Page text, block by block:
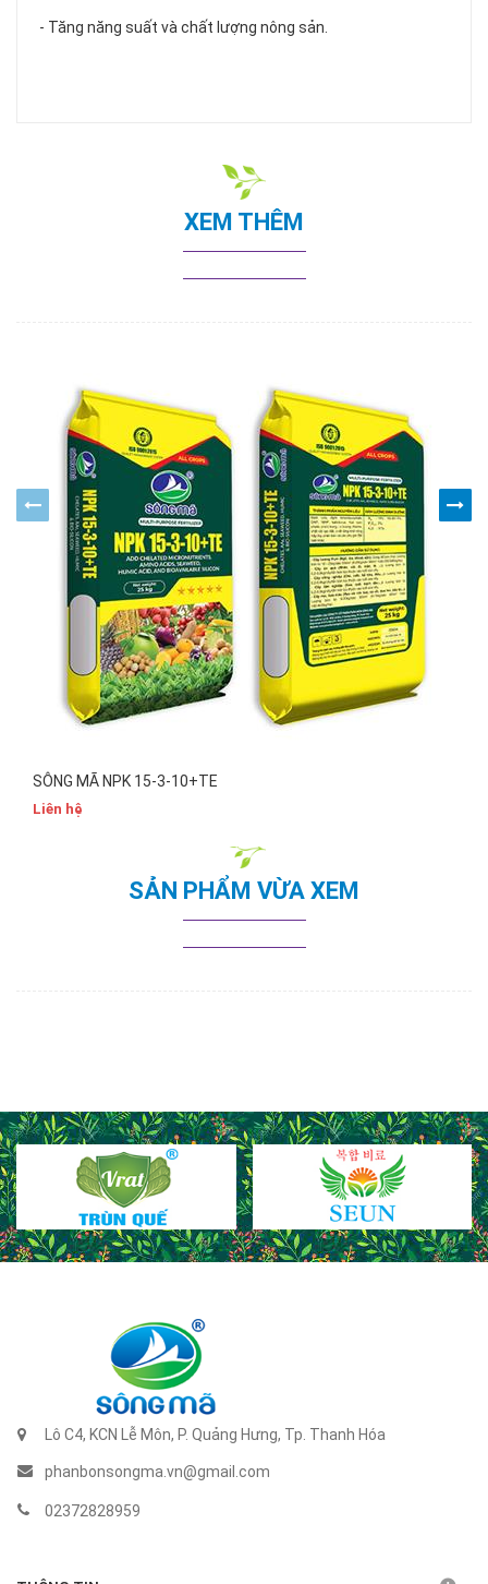
- Tăng năng suất và chất lượng nông sản.
XEM THÊM
SÔNG MÃ NPK 15-3-10+TE
Liên hệ
SẢN PHẨM VỪA XEM
Lô C4, KCN Lễ Môn, P. Quảng Hưng, Tp. Thanh Hóa
phanbonsongma.vn@gmail.com
02372828959